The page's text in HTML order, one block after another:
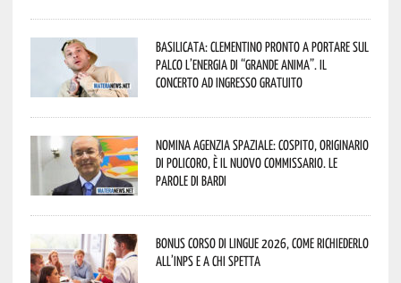
Basilicata: Clementino pronto a portare sul
palco l’energia di “Grande Anima”. Il
concerto ad ingresso gratuito
Nomina Agenzia Spaziale: Cospito, originario
di Policoro, è il nuovo commissario. Le
parole di Bardi
Bonus corso di lingue 2026, come richiederlo
all’INPS e a chi spetta